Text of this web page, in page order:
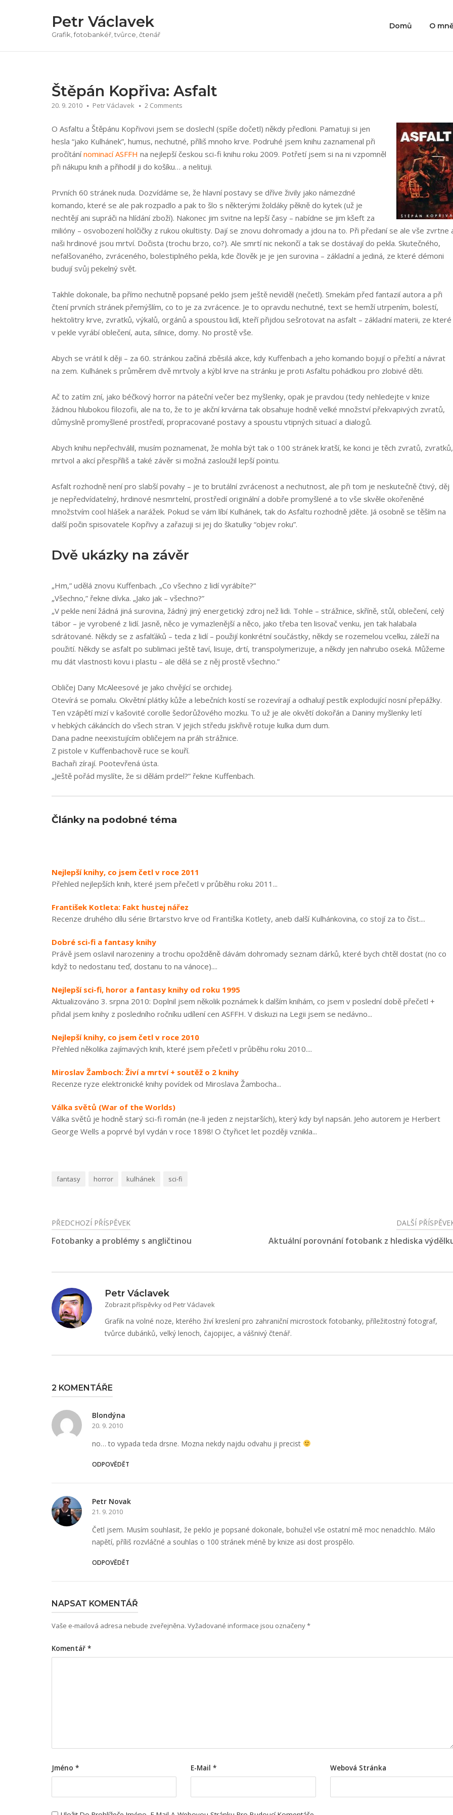
Petr Václavek
Grafik, fotobankéř, tvůrce, čtenář
Domů O
Štěpán Kopřiva: Asfalt
20. 9. 2010 Petr Václavek 2 Comments
O Asfaltu a Štěpánu Kopřivovi jsem se doslechl (spíše dočetl) někdy předloni. Pamatuji si jen
hesla “jako Kulhánek”, humus, nechutné, příliš mnoho krve. Podruhé jsem knihu zaznamenal při
pročítánínominací ASFFH na nejlepší českou sci-fi knihu roku 2009. Potřetí jsem si na ni vzpomněl
při nákupu knih a přihodil ji do košíku… a nelituji.
Prvních 60 stránek nuda. Dozvídáme se, že hlavní postavy se dříve živily jako námezdné
komando, které se ale pak rozpadlo a pak to šlo s některými žoldáky pěkně do kytek (už je
nechtějí ani supráči na hlídání zboží). Nakonec jim svitne na lepší časy – nabídne se jim kšeft za
milióny – osvobození holčičky z rukou okultisty. Dají se znovu dohromady a jdou na to. Při předaní se ale vše zvrtne
naši hrdinové jsou mrtví. Dočista (trochu brzo, co?). Ale smrtí nic nekončí a tak se dostávají do pekla. Skutečného,
nefalšovaného, zvráceného, bolestiplného pekla, kde člověk je je jen surovina – základní a jediná, ze které démoni
budují svůj pekelný svět.
Takhle dokonale, ba přímo nechutně popsané peklo jsem ještě neviděl (nečetl). Smekám před fantazií autora a při
čtení prvních stránek přemýšlím, co to je za zvrácence. Je to opravdu nechutné, text se hemží utrpením, bolestí,
hektolitry krve, zvratků, výkalů, orgánů a spoustou lidí, kteří přijdou sešrotovat na asfalt – základní materii, ze které
v pekle vyrábí oblečení, auta, silnice, domy. No prostě vše.
Abych se vrátil k ději – za 60. stránkou začíná zběsilá akce, kdy Kuffenbach a jeho komando bojují o přežití a návrat
na zem. Kulhánek s průměrem dvě mrtvoly a kýbl krve na stránku je proti Asfaltu pohádkou pro zlobivé děti.
Ač to zatím zní, jako béčkový horror na páteční večer bez myšlenky, opak je pravdou (tedy nehledejte v knize
žádnou hlubokou filozofii, ale na to, že to je akční krvárna tak obsahuje hodně velké množství překvapivých zvratů,
důmyslně promyšlené prostředí, propracované postavy a spoustu vtipných situací a dialogů.
Abych knihu nepřechválil, musím poznamenat, že mohla být tak o 100 stránek kratší, ke konci je těch zvratů, zvratků,
mrtvol a akcí přespříliš a také závěr si možná zasloužil lepší pointu.
Asfalt rozhodně není pro slabší povahy – je to brutální zvrácenost a nechutnost, ale při tom je neskutečně čtivý, děj
je nepředvídatelný, hrdinové nesmrtelní, prostředí originální a dobře promyšlené a to vše skvěle okořeněné
množstvím cool hlášek a narážek. Pokud se vám líbí Kulhánek, tak do Asfaltu rozhodně jděte. Já osobně se těším na
další počin spisovatele Kopřivy a zařazuji si jej do škatulky “objev roku”.
Dvě ukázky na závěr
„Hm,” udělá znovu Kuffenbach. „Co všechno z lidí vyrábíte?”
„Všechno,” řekne dívka. „Jako jak – všechno?”
„V pekle není žádná jiná surovina, žádný jiný energetický zdroj než lidi. Tohle – strážnice, skříně, stůl, oblečení, celý
tábor – je vyrobené z lidí. Jasně, něco je vymazlenější a něco, jako třeba ten lisovač venku, jen tak halabala
sdrátované. Někdy se z asfalťáků – teda z lidí – použijí konkrétní součástky, někdy se rozemelou vcelku, záleží na
použití. Někdy se asfalt po sublimaci ještě taví, lisuje, drtí, transpolymerizuje, a někdy jen nahrubo oseká. Můžeme
mu dát vlastnosti kovu i plastu – ale dělá se z něj prostě všechno.”
Obličej Dany McAleesové je jako chvějící se orchidej.
Otevírá se pomalu. Okvětní plátky kůže a lebečních kostí se rozevírají a odhalují pestík explodující nosní přepážky.
Ten vzápětí mizí v kašovité corolle šedorůžového mozku. To už je ale okvětí dokořán a Daniny myšlenky letí
v hebkých cákáncích do všech stran. V jejich středu jiskřivě rotuje kulka dum dum.
Dana padne neexistujícím obličejem na práh strážnice.
Z pistole v Kuffenbachově ruce se kouří.
Bachaři zírají. Pootevřená ústa.
„Ještě pořád myslíte, že si dělám prdel?” řekne Kuffenbach.
Články na podobné téma
Nejlepší knihy, co jsem četl v roce 2011
Přehled nejlepších knih, které jsem přečetl v průběhu roku 2011...
František Kotleta: Fakt hustej nářez
Recenze druhého dílu série Brtarstvo krve od Františka Kotlety, aneb další Kulhánkovina, co stojí za to číst....
Dobré sci-fi a fantasy knihy
Právě jsem oslavil narozeniny a trochu opožděně dávám dohromady seznam dárků, které bych chtěl dostat (no co
když to nedostanu teď, dostanu to na vánoce)....
Nejlepší sci-fi, horor a fantasy knihy od roku 1995
Aktualizováno 3. srpna 2010: Doplnil jsem několik poznámek k dalším knihám, co jsem v poslední době přečetl +
přidal jsem knihy z posledního ročníku udílení cen ASFFH. V diskuzi na Legii jsem se nedávno...
Nejlepší knihy, co jsem četl v roce 2010
Přehled několika zajímavých knih, které jsem přečetl v průběhu roku 2010....
Miroslav Žamboch: Živí a mrtví + soutěž o 2 knihy
Recenze ryze elektronické knihy povídek od Miroslava Žambocha...
Válka světů (War of the Worlds)
Válka světů je hodně starý sci-fi román (ne-li jeden z nejstarších), který kdy byl napsán. Jeho autorem je Herbert
George Wells a poprvé byl vydán v roce 1898! O čtyřicet let později vznikla...
fantasy horror kulhánek sci-fi
Navigace
pro
příspěvek
PŘEDCHOZÍ PŘÍSPĚVEK
Fotobanky a problémy s angličtinou
DALŠÍ
Aktuální porovnání fotobank z hlediska
Petr Václavek
Zobrazit příspěvky od Petr Václavek
Grafik na volné noze, kterého živí kreslení pro zahraniční microstock fotobanky, příležitostný fotograf,
tvůrce dubánků, velký lenoch, čajopijec, a vášnivý čtenář.
2 KOMENTÁŘE
Blondýna
20. 9. 2010
no… to vypada teda drsne. Mozna nekdy najdu odvahu ji precist
ODPOVĚDĚT
Petr Novak
21. 9. 2010
Četl jsem. Musím souhlasit, že peklo je popsané dokonale, bohužel vše ostatní mě moc nenadchlo. Málo
napětí, příliš rozvláčné a souhlas o 100 stránek méně by knize asi dost prospělo.
ODPOVĚDĚT
NAPSAT KOMENTÁŘ
Vaše e-mailová adresa nebude zveřejněna. Vyžadované informace jsou označeny*
Komentář *
Jméno * E-Mail* Webová Stránka